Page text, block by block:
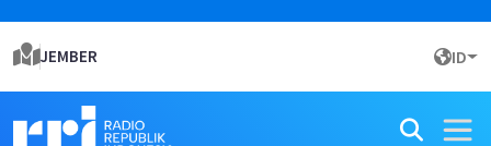
JEMBER ID